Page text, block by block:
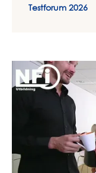
Testforum 2026